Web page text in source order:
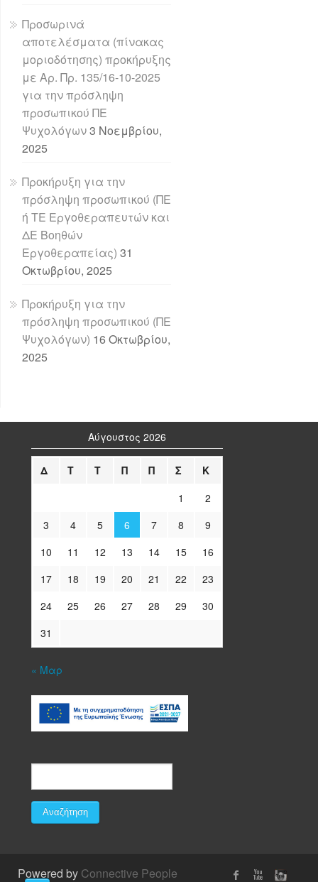
Προσωρινά
αποτελέσματα (πίνακας
μοριοδότησης) προκήρυξης
με Αρ. Πρ. 135/16-10-2025
για την πρόσληψη
προσωπικού ΠΕ
Ψυχολόγων3 Νοεμβρίου,
2025
Προκήρυξη για την
πρόσληψη προσωπικού (ΠΕ
ή ΤΕ Εργοθεραπευτών και
ΔΕ Βοηθών
Εργοθεραπείας) 31
Οκτωβρίου, 2025
Προκήρυξη για την
πρόσληψη προσωπικού (ΠΕ
Ψυχολόγων) 16 Οκτωβρίου,
2025
Αύγουστος 2026
Δ Τ Τ Π Π Σ
Κ
1
2
3
4 5 6 7 8
9
10
11 12 13 14 15
16
17
18 19 20 21 22
23
24
25 26 27 28 29
30
31
« Μαρ
Powered by Connective People